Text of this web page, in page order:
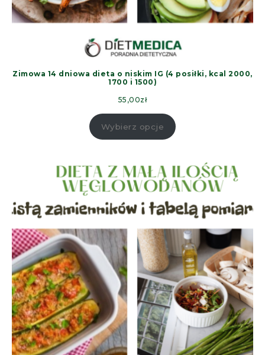
Zimowa 14 dniowa dieta o niskim IG (4 posiłki, kcal 2000,
1700 i 1500)
55,00zł
Wybierz opcje